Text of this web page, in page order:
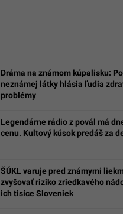
Dráma na známom kúpalisku:
neznámej látky hlásia ľudia
problémy
Legendárne rádio z povál má
cenu. Kultový kúsok predáš za
ŠÚKL varuje pred známymi
zvyšovať riziko zriedkavého
ich tisíce Sloveniek